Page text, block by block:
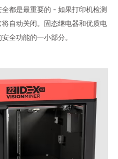
都是最重要的 - 如果打印机检测
自动关闭。固态继电器和优质电
全功能的一小部分。